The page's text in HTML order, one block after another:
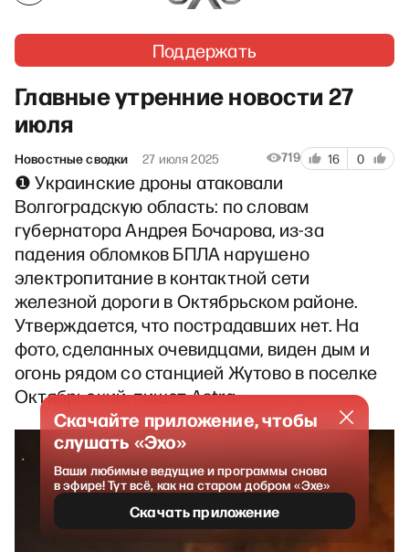
Поддержать
Главные утренние новости 27
июля
Новостные сводки 27 июля 2025 719 16 0
❶ Украинские дроны атаковали
Волгоградскую область: по словам
губернатора Андрея Бочарова, из-за
падения обломков БПЛА нарушено
электропитание в контактной сети
железной дороги в Октябрьском районе.
Утверждается, что пострадавших нет. На
фото, сделанных очевидцами, виден дым и
огонь рядом со станцией Жутово в поселке
Октябрьский, пишет Astra.
Скачайте приложение, чтобы
слушать «Эхо»
Ваши любимые ведущие и программы снова
в эфире! Тут всё, как на старом добром «Эхе»
Скачать приложение